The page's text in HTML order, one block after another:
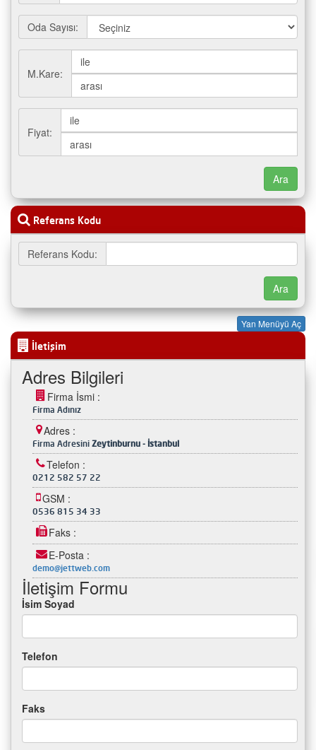
Oda Sayısı:
M.Kare:
Fiyat:
Referans Kodu
Referans Kodu:
Yan Menüyü Aç
İletişim
Adres Bilgileri
Firma İsmi :
Firma Adınız
Adres :
Firma Adresini Zeytinburnu - İstanbul
Telefon :
0212 582 57 22
GSM :
0536 815 34 33
Faks :
E-Posta :
demo@jettweb.com
İletişim Formu
İsim Soyad
Telefon
Faks